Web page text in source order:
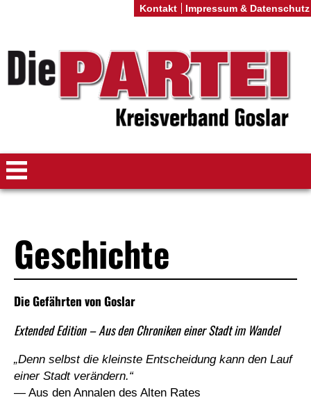
Geschichte
Die Gefährten von Goslar
Extended Edition – Aus den Chroniken einer Stadt im Wandel
„Denn selbst die kleinste Entscheidung kann den Lauf
einer Stadt verändern.“
— Aus den Annalen des Alten Rates
Kontakt Impressum & Datenschutz